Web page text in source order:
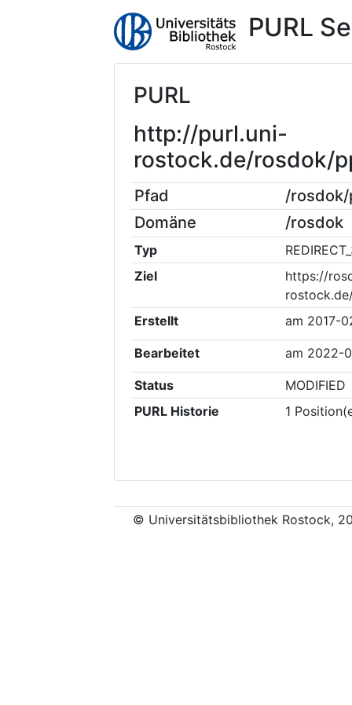
PURL
PURL
http://purl.uni-
rostock.de/rosdok/
Pfad
/
Domäne
/rosdok
Typ
Ziel
https://
Erstellt
am 2017-
Bearbeitet am 2022-
Status
MODIFIED
PURL Historie
1
© Universitätsbibliothek Rostock,